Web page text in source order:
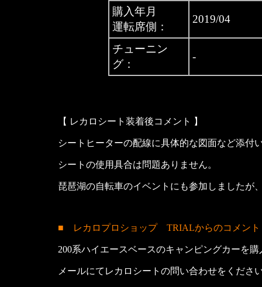
購入年月
運転席側：
2019/04
チューニン
グ：
-
【 レカロシート装着後コメント 】
シートヒーターの配線に具体的な図面など添付
シートの使用具合は問題ありません。
琵琶湖の自転車のイベントにも参加しましたが
■ レカロプロショップ TRIALからのコメン
200系ハイエースベースのキャンピングカーを
メールにてレカロシートの問い合わせをくださ